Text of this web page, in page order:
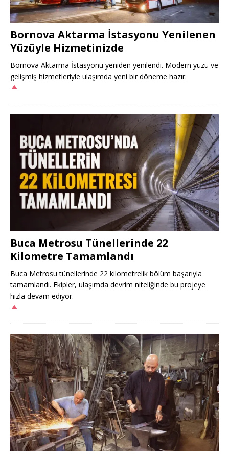
Bornova Aktarma İstasyonu Yenilenen
Yüzüyle Hizmetinizde
Bornova Aktarma İstasyonu yeniden yenilendi. Modern yüzü ve
gelişmiş hizmetleriyle ulaşımda yeni bir döneme hazır.
Buca Metrosu Tünellerinde 22
Kilometre Tamamlandı
Buca Metrosu tünellerinde 22 kilometrelik bölüm başarıyla
tamamlandı. Ekipler, ulaşımda devrim niteliğinde bu projeye
hızla devam ediyor.